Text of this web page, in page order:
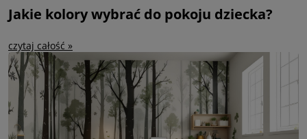
Jakie kolory wybrać do pokoju dziecka?
czytaj całość »